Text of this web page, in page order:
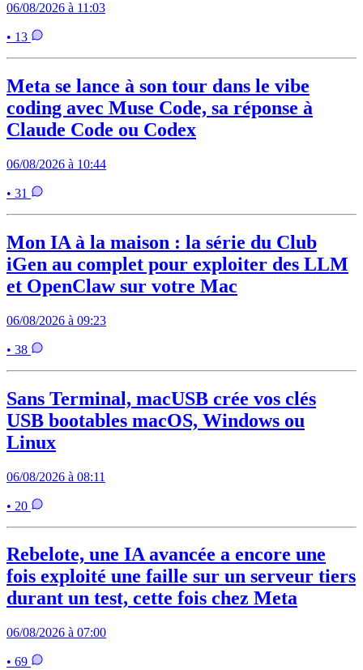
06/08/2026 à 11:03
• 13
Meta se lance à son tour dans le vibe
coding avec Muse Code, sa réponse à
Claude Code ou Codex
06/08/2026 à 10:44
• 31
Mon IA à la maison : la série du Club
iGen au complet pour exploiter des LLM
et OpenClaw sur votre Mac
06/08/2026 à 09:23
• 38
Sans Terminal, macUSB crée vos clés
USB bootables macOS, Windows ou
Linux
06/08/2026 à 08:11
• 20
Rebelote, une IA avancée a encore une
fois exploité une faille sur un serveur tiers
durant un test, cette fois chez Meta
06/08/2026 à 07:00
• 69